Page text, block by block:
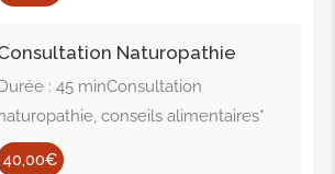
Naturopathie
: 45 minConsultation
conseils alimentaires*
40,00€